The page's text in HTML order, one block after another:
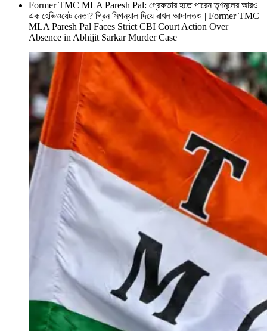
Former TMC MLA Paresh Pal: গ্রেফতার হতে পারেন তৃণমূলের আরও
এক হেভিওয়েট নেতা? গ্রিন সিগন্যাল দিয়ে রাখল আদালতও | Former TMC
MLA Paresh Pal Faces Strict CBI Court Action Over
Absence in Abhijit Sarkar Murder Case